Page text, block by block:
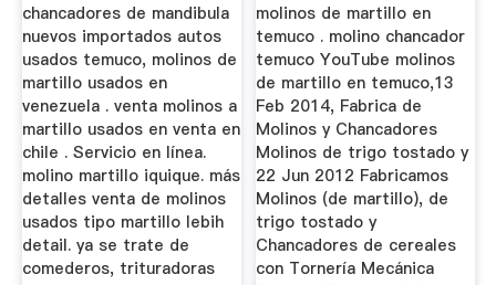
chancadores de mandibula
nuevos importados autos
usados temuco, molinos de
martillo usados en
venezuela . venta molinos a
martillo usados en venta en
chile . Servicio en línea.
molino martillo iquique. más
detalles venta de molinos
usados tipo martillo lebih
detail. ya se trate de
comederos, trituradoras
molinos de martillo en
temuco . molino chancador
temuco YouTube molinos
de martillo en temuco,13
Feb 2014, Fabrica de
Molinos y Chancadores
Molinos de trigo tostado y
22 Jun 2012 Fabricamos
Molinos (de martillo), de
trigo tostado y
Chancadores de cereales
con Tornería Mecánica